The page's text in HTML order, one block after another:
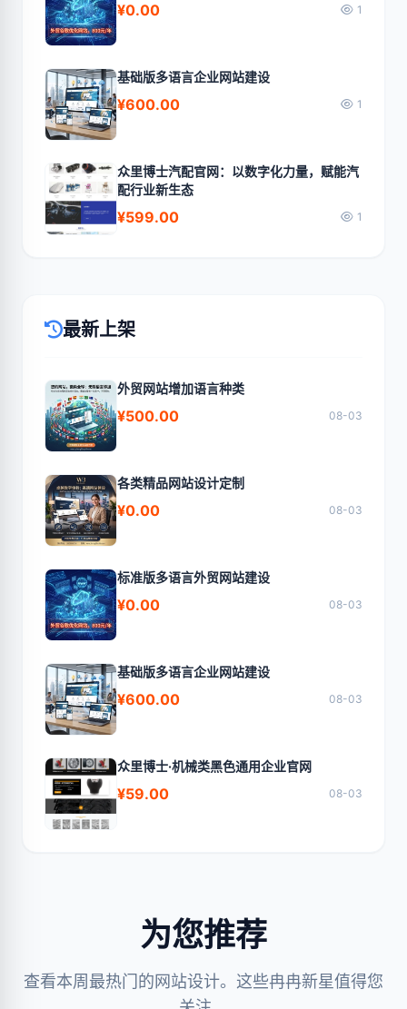
¥0.00 1
基础版多语言企业网站建设
¥600.00 1
众里博士汽配官网：以数字化力量，赋能汽
配行业新生态
¥599.00 1
最新上架
外贸网站增加语言种类
¥500.00 08-03
各类精品网站设计定制
¥0.00 08-03
标准版多语言外贸网站建设
¥0.00 08-03
基础版多语言企业网站建设
¥600.00 08-03
众里博士·机械类黑色通用企业官网
¥59.00 08-03
为您推荐
查看本周最热门的网站设计。这些冉冉新星值得您